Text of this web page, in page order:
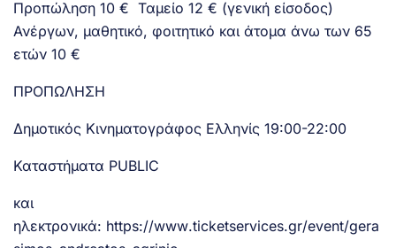
Προπώληση 10 € Ταμείο 12 € (γενική είσοδος)
Ανέργων, μαθητικό, φοιτητικό και άτομα άνω των 65
ετών 10 €
ΠΡΟΠΩΛΗΣΗ
Δημοτικός Κινηματογράφος Ελληνίς 19:00-22:00
Καταστήματα PUBLIC
και
ηλεκτρονικά: https://www.ticketservices.gr/event/gera